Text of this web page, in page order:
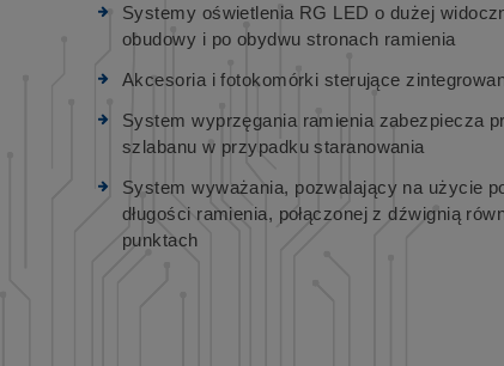
Systemy oświetlenia RG LED o dużej
obudowy i po obydwu stronach ramienia
Akcesoria i fotokomórki sterujące
System wyprzęgania ramienia zabezpiecza
szlabanu w przypadku staranowania
System wyważania, pozwalający na użycie
długości ramienia, połączonej z dźwignią
punktach